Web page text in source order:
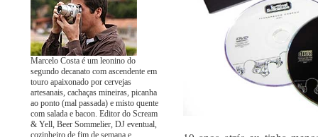
Marcelo Costa é um leonino do
segundo decanato com ascendente em
touro apaixonado por cervejas
artesanais, cachaças mineiras, picanha
ao ponto (mal passada) e misto quente
com salada e bacon. Editor do Scream
& Yell, Beer Sommelier, DJ eventual,
cozinheiro de fim de semana e